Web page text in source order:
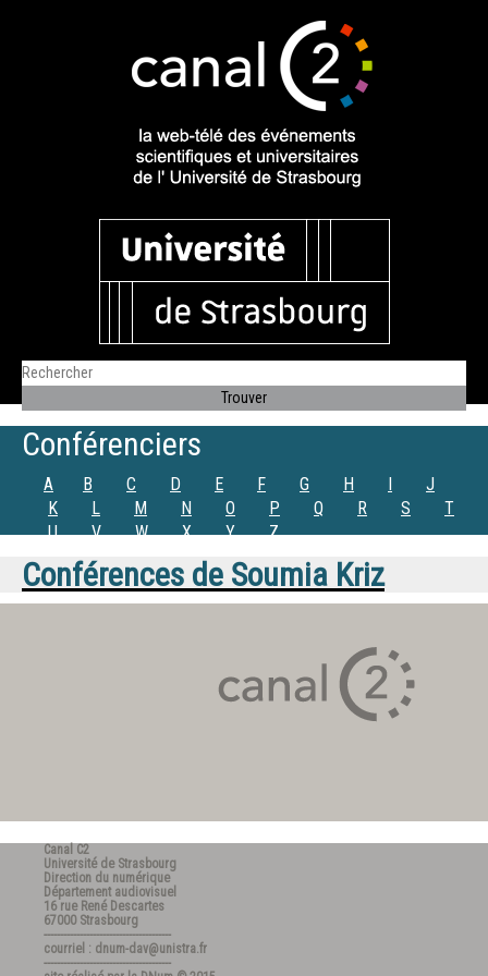
Conférenciers
A B C D E F G H I
J
K
L M N O P Q R S
T
U
V W X Y Z
Conférences de Soumia Kriz
Canal C2
Université de Strasbourg
Direction du numérique
Département audiovisuel
16 rue René Descartes
67000 Strasbourg
---------------------------------------
courriel : dnum-dav@unistra.fr
---------------------------------------